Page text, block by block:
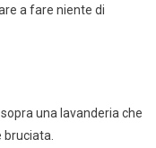
a fare niente di
una lavanderia che